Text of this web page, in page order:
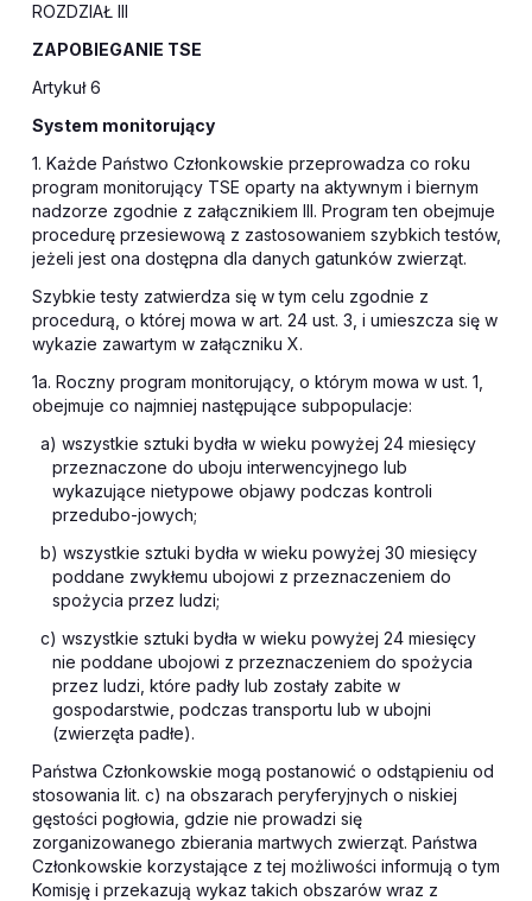
ROZDZIAŁ III
ZAPOBIEGANIE TSE
Artykuł 6
System monitorujący
1. Każde Państwo Członkowskie przeprowadza co roku
program monitorujący TSE oparty na aktywnym i biernym
nadzorze zgodnie z załącznikiem III. Program ten obejmuje
procedurę przesiewową z zastosowaniem szybkich testów,
jeżeli jest ona dostępna dla danych gatunków zwierząt.
Szybkie testy zatwierdza się w tym celu zgodnie z
procedurą, o której mowa w art. 24 ust. 3, i umieszcza się w
wykazie zawartym w załączniku X.
1a. Roczny program monitorujący, o którym mowa w ust. 1,
obejmuje co najmniej następujące subpopulacje:
a) wszystkie sztuki bydła w wieku powyżej 24 miesięcy
przeznaczone do uboju interwencyjnego lub
wykazujące nietypowe objawy podczas kontroli
przedubo-jowych;
b) wszystkie sztuki bydła w wieku powyżej 30 miesięcy
poddane zwykłemu ubojowi z przeznaczeniem do
spożycia przez ludzi;
c) wszystkie sztuki bydła w wieku powyżej 24 miesięcy
nie poddane ubojowi z przeznaczeniem do spożycia
przez ludzi, które padły lub zostały zabite w
gospodarstwie, podczas transportu lub w ubojni
(zwierzęta padłe).
Państwa Członkowskie mogą postanowić o odstąpieniu od
stosowania lit. c) na obszarach peryferyjnych o niskiej
gęstości pogłowia, gdzie nie prowadzi się
zorganizowanego zbierania martwych zwierząt. Państwa
Członkowskie korzystające z tej możliwości informują o tym
Komisję i przekazują wykaz takich obszarów wraz z